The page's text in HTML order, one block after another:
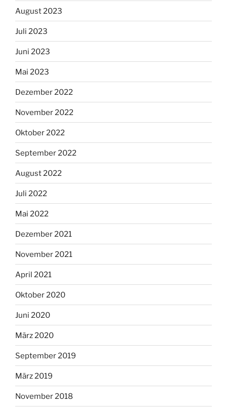
August 2023
Juli 2023
Juni 2023
Mai 2023
Dezember 2022
November 2022
Oktober 2022
September 2022
August 2022
Juli 2022
Mai 2022
Dezember 2021
November 2021
April 2021
Oktober 2020
Juni 2020
März 2020
September 2019
März 2019
November 2018